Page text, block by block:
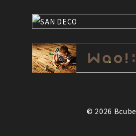
© 2026 Bcube